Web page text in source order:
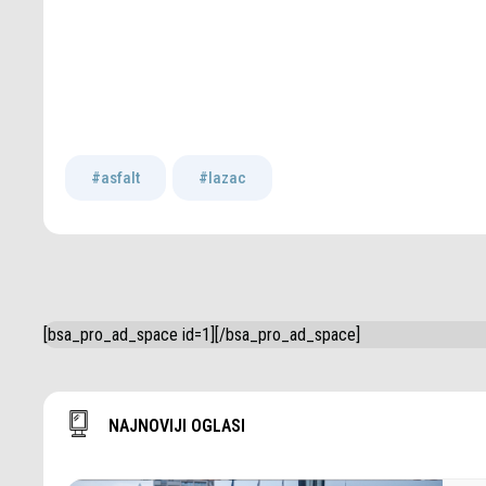
#asfalt #lazac
[bsa_pro_ad_space id=1][/bsa_pro_ad_space]
NAJNOVIJI OGLASI